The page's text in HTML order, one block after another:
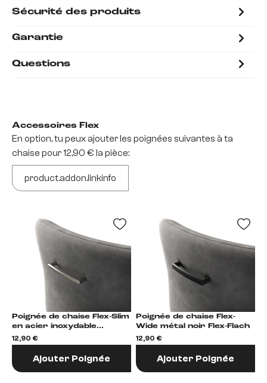
Sécurité des produits
Garantie
Questions
Accessoires Flex
En option, tu peux ajouter les poignées suivantes à ta
chaise pour 12,90 € la pièce:
product.addon.linkinfo
Poignée de chaise Flex-Slim
en acier inoxydable
12,90 €
Ajouter Poignée
Poignée de chaise Flex-
Wide métal noir Flex-Flach
12,90 €
Ajouter Poignée